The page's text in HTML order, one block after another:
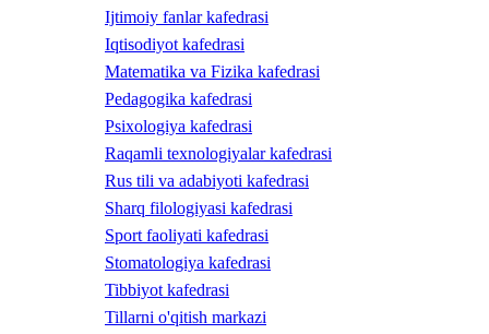
Ijtimoiy fanlar kafedrasi
Iqtisodiyot kafedrasi
Matematika va Fizika kafedrasi
Pedagogika kafedrasi
Psixologiya kafedrasi
Raqamli texnologiyalar kafedrasi
Rus tili va adabiyoti kafedrasi
Sharq filologiyasi kafedrasi
Sport faoliyati kafedrasi
Stomatologiya kafedrasi
Tibbiyot kafedrasi
Tillarni o'qitish markazi